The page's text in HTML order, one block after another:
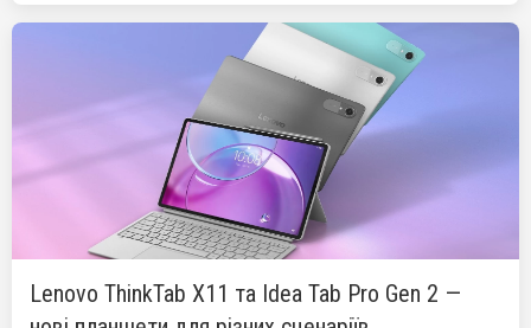
Lenovo ThinkTab X11 та Idea Tab Pro Gen 2 —